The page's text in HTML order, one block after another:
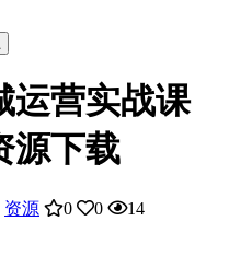
运营实战课
源下载
资源 0 0 14